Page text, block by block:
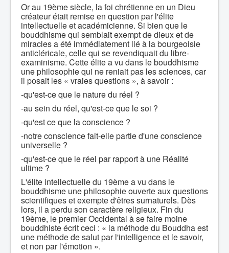
Or au 19ème siècle, la foi chrétienne en un Dieu
créateur était remise en question par l'élite
intellectuelle et académicienne. Si bien que le
bouddhisme qui semblait exempt de dieux et de
miracles a été immédiatement lié à la bourgeoisie
anticléricale, celle qui se revendiquait du libre-
examinisme. Cette élite a vu dans le bouddhisme
une philosophie qui ne reniait pas les sciences, car
il posait les « vraies questions », à savoir :
-qu'est-ce que le nature du réel ?
-au sein du réel, qu'est-ce que le soi ?
-qu'est ce que la conscience ?
-notre conscience fait-elle partie d'une conscience
universelle ?
-qu'est-ce que le réel par rapport à une Réalité
ultime ?
L'élite intellectuelle du 19ème a vu dans le
bouddhisme une philosophie ouverte aux questions
scientifiques et exempte d'êtres surnaturels. Dès
lors, il a perdu son caractère religieux. Fin du
19ème, le premier Occidental à se faire moine
bouddhiste écrit ceci : « la méthode du Bouddha est
une méthode de salut par l'intelligence et le savoir,
et non par l'émotion ».